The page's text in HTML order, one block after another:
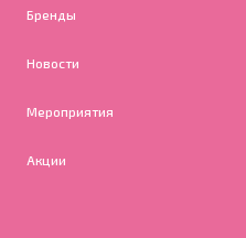
Бренды
Новости
Мероприятия
Акции